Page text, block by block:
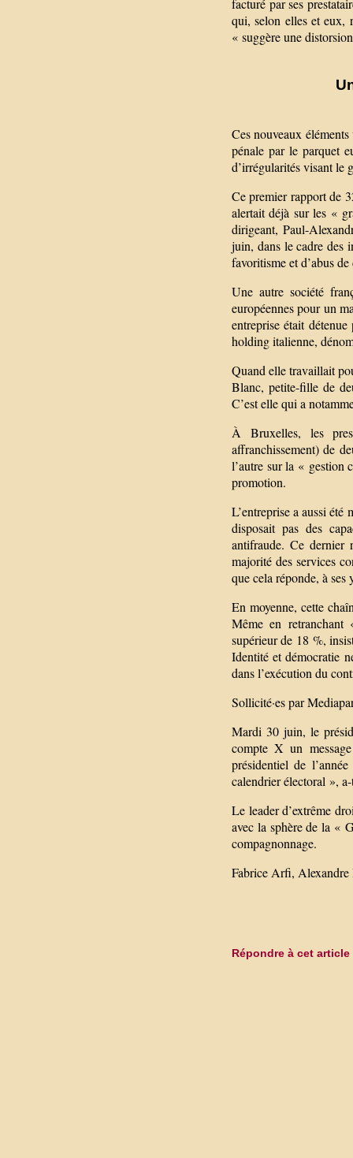
facturé par ses
qui, selon elles et eux,
« suggère une
Ces nouveaux
pénale par le parquet
d’irrégularités visant le
Ce premier rapport de
alertait déjà sur les «
dirigeant, Paul-
juin, dans le cadre des
favoritisme et d’abus
Une autre société
européennes pour un
entreprise était
holding italienne,
Quand elle travaillait
Blanc, petite-fille de
C’est elle qui a
À Bruxelles, les
affranchissement) de
l’autre sur la « gestion
promotion.
L’entreprise a aussi
disposait pas des
antifraude. Ce dernier
majorité des services
que cela réponde, à
En moyenne, cette
Même en retranchant
supérieur de 18 %,
Identité et démocratie
dans l’exécution du
Sollicité·es par
Mardi 30 juin, le
compte X un
présidentiel de
calendrier électoral »,
Le leader d’extrême
avec la sphère de la «
compagnonnage.
Fabrice Arfi,
Répondre à cet article